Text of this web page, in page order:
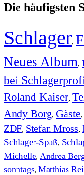
Die häufigsten
Schlager,
Neues Album,
bei
Roland Kaiser,
Andy Borg, Gäste,
ZDF, Stefan Mross,
Schlager-Spaß,
Michelle, Andrea Berg
sonntags, Matthias